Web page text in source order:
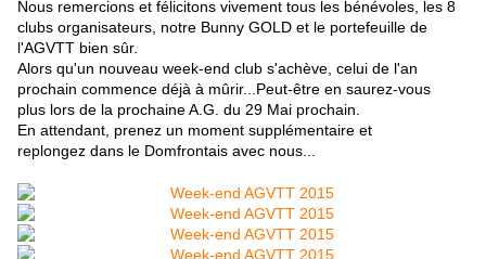
Nous remercions et félicitons vivement tous les bénévoles, les 8
clubs organisateurs, notre Bunny GOLD et le portefeuille de
l'AGVTT bien sûr.
Alors qu'un nouveau week-end club s'achève, celui de l'an
prochain commence déjà à mûrir... Peut-être en saurez-vous
plus lors de la prochaine A.G. du 29 Mai prochain.
En attendant, prenez un moment supplémentaire et
replongez dans le Domfrontais avec nous...